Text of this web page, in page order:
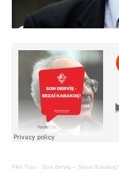
Fikir Turu · Son derviş – Sezai Karakoç!